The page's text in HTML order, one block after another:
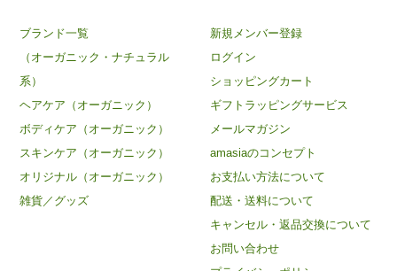
ブランド一覧
（オーガニック・ナチュラル
系）
ヘアケア（オーガニック）
ボディケア（オーガニック）
スキンケア（オーガニック）
オリジナル（オーガニック）
雑貨／グッズ
新規メンバー登録
ログイン
ショッピングカート
ギフトラッピングサービス
メールマガジン
amasiaのコンセプト
お支払い方法について
配送・送料について
キャンセル・返品交換について
お問い合わせ